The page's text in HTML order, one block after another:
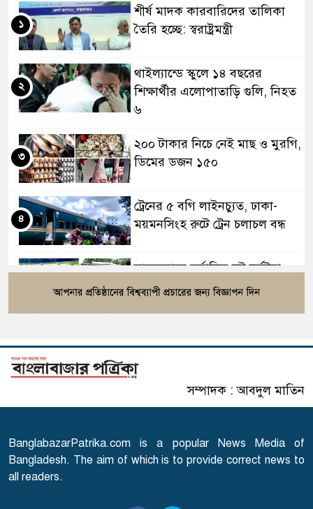
শীর্ষ মাদক কারবারিদের তালিকা
তৈরি হচ্ছে: স্বরাষ্ট্রমন্ত্রী
১
থাইল্যান্ডে স্কুলে ১৪ বছরের
শিক্ষার্থীর এলোপাতাড়ি গুলি, নিহত
৬
২
২০০ টাকার নিচে নেই মাছ ও মুরগি,
ডিমের ডজন ১৫০
৩
ট্রেনের ৫ বগি লাইনচ্যুত, ঢাকা-
ময়মনসিংহ রুটে ট্রেন চলাচল বন্ধ
৪
সাতসকালে মর্মান্তিক দুই দুর্ঘটনা,
ঝরে গেল ১৫ প্রাণ
জেসিন
৬
রাষ্ট্রপতি নির্বাচনের ভোটার তালিকা
প্রকাশ
৭
এবার আসামি হচ্ছেন মাকসুদ
৮
সম্পাদক : আবদুল মাতিন
BanglabazarPatrika.com is a popular News Media of
Bangladesh. The aim of which is to provide correct news to
all readers.